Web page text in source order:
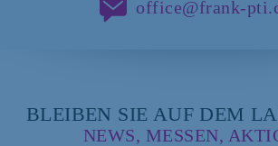
office@frank-
BLEIBEN SIE AUF DEM
NEWS, MESSEN,